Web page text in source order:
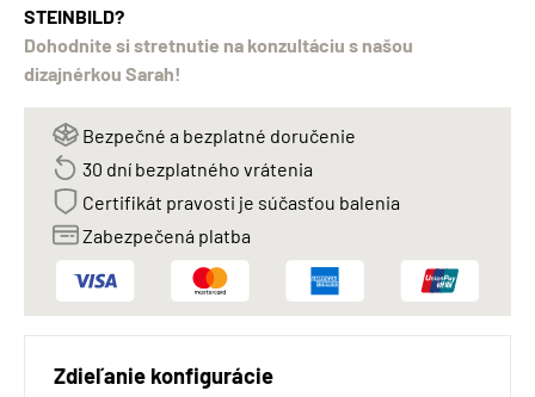
STEINBILD?
Dohodnite si stretnutie na konzultáciu s našou
dizajnérkou Sarah!
Bezpečné a bezplatné doručenie
30 dní bezplatného vrátenia
Certifikát pravosti je súčasťou balenia
Zabezpečená platba
Zdieľanie konfigurácie